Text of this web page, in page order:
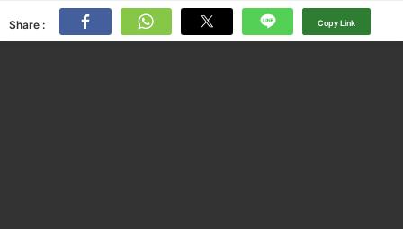
Share : Copy Link